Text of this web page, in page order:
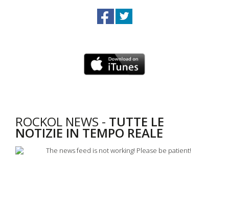
ROCKOL NEWS - TUTTE LE
NOTIZIE IN TEMPO REALE